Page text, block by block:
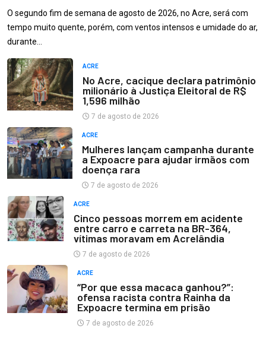
O segundo fim de semana de agosto de 2026, no Acre, será com
tempo muito quente, porém, com ventos intensos e umidade do ar,
durante…
ACRE
No Acre, cacique declara patrimônio
milionário à Justiça Eleitoral de R$
1,596 milhão
7 de agosto de 2026
ACRE
Mulheres lançam campanha durante
a Expoacre para ajudar irmãos com
doença rara
7 de agosto de 2026
ACRE
Cinco pessoas morrem em acidente
entre carro e carreta na BR-364,
vítimas moravam em Acrelândia
7 de agosto de 2026
ACRE
“Por que essa macaca ganhou?”:
ofensa racista contra Rainha da
Expoacre termina em prisão
7 de agosto de 2026